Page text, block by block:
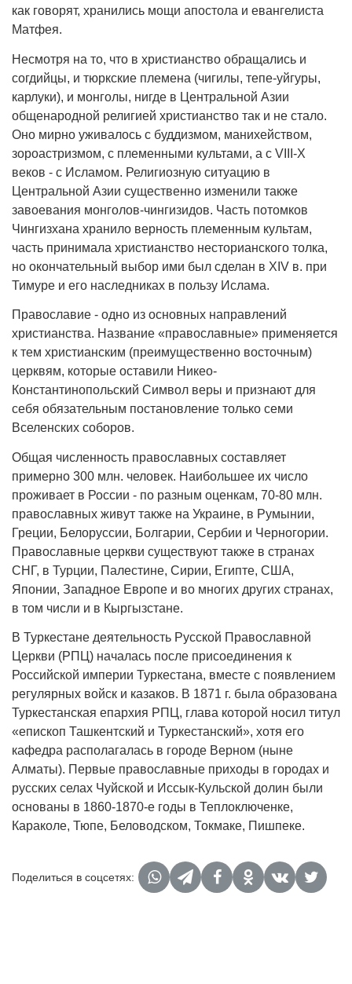
как говорят, хранились мощи апостола и евангелиста
Матфея.
Несмотря на то, что в христианство обращались и
согдийцы, и тюркские племена (чигилы, тепе-уйгуры,
карлуки), и монголы, нигде в Центральной Азии
общенародной религией христианство так и не стало.
Оно мирно уживалось с буддизмом, манихейством,
зороастризмом, с племенными культами, а с VIII-X
веков - с Исламом. Религиозную ситуацию в
Центральной Азии существенно изменили также
завоевания монголов-чингизидов. Часть потомков
Чингизхана хранило верность племенным культам,
часть принимала христианство несторианского толка,
но окончательный выбор ими был сделан в XIV в. при
Тимуре и его наследниках в пользу Ислама.
Православие - одно из основных направлений
христианства. Название «православные» применяется
к тем христианским (преимущественно восточным)
церквям, которые оставили Никео-
Константинопольский Символ веры и признают для
себя обязательным постановление только семи
Вселенских соборов.
Общая численность православных составляет
примерно 300 млн. человек. Наибольшее их число
проживает в России - по разным оценкам, 70-80 млн.
православных живут также на Украине, в Румынии,
Греции, Белоруссии, Болгарии, Сербии и Черногории.
Православные церкви существуют также в странах
СНГ, в Турции, Палестине, Сирии, Египте, США,
Японии, Западное Европе и во многих других странах,
в том числи и в Кыргызстане.
В Туркестане деятельность Русской Православной
Церкви (РПЦ) началась после присоединения к
Российской империи Туркестана, вместе с появлением
регулярных войск и казаков. В 1871 г. была образована
Туркестанская епархия РПЦ, глава которой носил титул
«епископ Ташкентский и Туркестанский», хотя его
кафедра располагалась в городе Верном (ныне
Алматы). Первые православные приходы в городах и
русских селах Чуйской и Иссык-Кульской долин были
основаны в 1860-1870-е годы в Теплоключенке,
Караколе, Тюпе, Беловодском, Токмаке, Пишпеке.
Поделиться в соцсетях: